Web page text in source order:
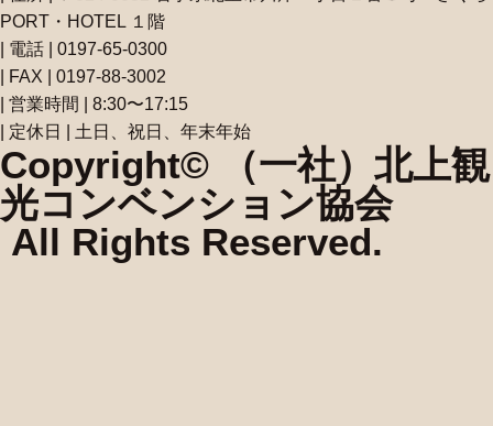
PORT・HOTEL １階
| 電話 | 0197-65-0300
| FAX | 0197-88-3002
| 営業時間 | 8:30〜17:15
| 定休日 | 土日、祝日、年末年始
Copyright© （一社）北上観
光コンベンション協会
All Rights Reserved.